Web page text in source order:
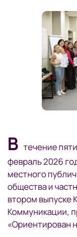
В течение
февраль 2026
местного
общества и
втором выпуске
Коммуникации,
«Ориентирован